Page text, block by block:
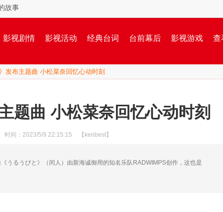
故事
影视剧情 影视活动 经典台词 台前幕后 影视游戏 查
发布主题曲 小松菜奈回忆心动时刻
题曲 小松菜奈回忆心动时刻
时间：2023/5/9 22:15:15 【kenbest】
うるうびと》（闰人）由新海诚御用的知名乐队RADWIMPS创作，这也是